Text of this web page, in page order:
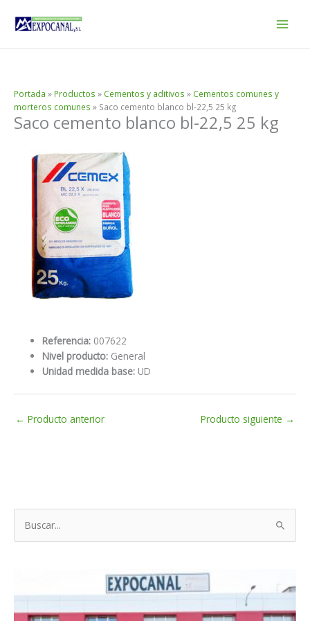
Portada » Productos » Cementos y aditivos » Cementos comunes y
morteros comunes » Saco cemento blanco bl-22,5 25 kg
Saco cemento blanco bl-22,5 25 kg
Referencia: 007622
Nivel producto: General
Unidad medida base: UD
← Producto anterior Producto siguiente →
r